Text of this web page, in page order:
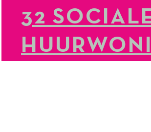
32
HUURWONI